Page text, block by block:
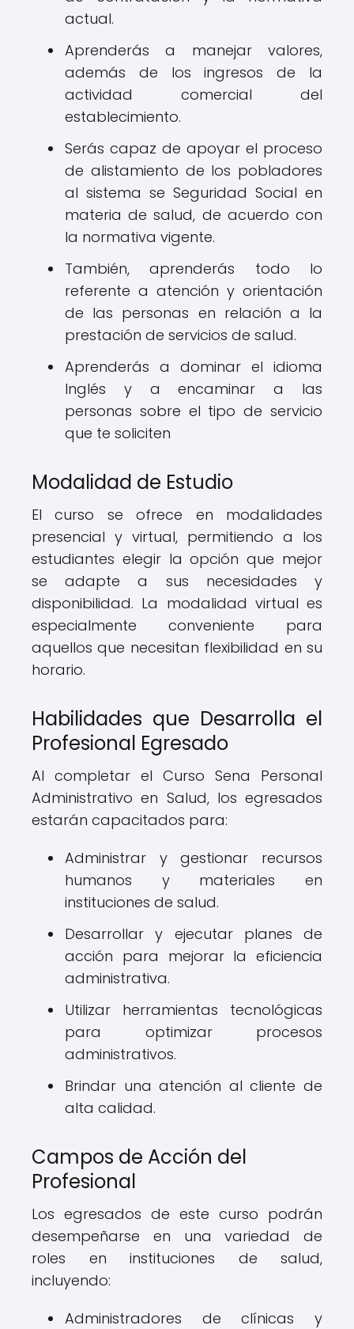
actual.
Aprenderás a manejar valores,
además de los ingresos de la
actividad comercial del
establecimiento.
Serás capaz de apoyar el proceso
de alistamiento de los pobladores
al sistema se Seguridad Social en
materia de salud, de acuerdo con
la normativa vigente.
También, aprenderás todo lo
referente a atención y orientación
de las personas en relación a la
prestación de servicios de salud.
Aprenderás a dominar el idioma
Inglés y a encaminar a las
personas sobre el tipo de servicio
que te soliciten
Modalidad de Estudio
El curso se ofrece en modalidades
presencial y virtual, permitiendo a los
estudiantes elegir la opción que mejor
se adapte a sus necesidades y
disponibilidad. La modalidad virtual es
especialmente conveniente para
aquellos que necesitan flexibilidad en su
horario.
Habilidades que Desarrolla el
Profesional Egresado
Al completar el Curso Sena Personal
Administrativo en Salud, los egresados
estarán capacitados para:
Administrar y gestionar recursos
humanos y materiales en
instituciones de salud.
Desarrollar y ejecutar planes de
acción para mejorar la eficiencia
administrativa.
Utilizar herramientas tecnológicas
para optimizar procesos
administrativos.
Brindar una atención al cliente de
alta calidad.
Campos de Acción del
Profesional
Los egresados de este curso podrán
desempeñarse en una variedad de
roles en instituciones de salud,
incluyendo:
Administradores de clínicas y